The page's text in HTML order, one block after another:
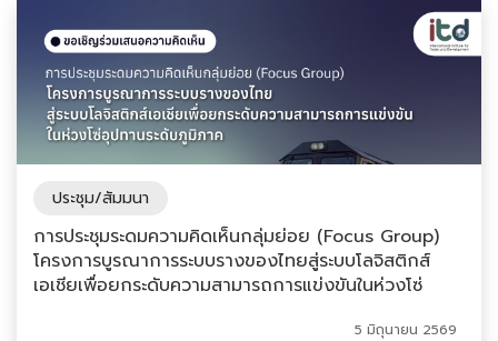
ประชุม/สัมมนา
การประชุมระดมความคิดเห็นกลุ่มย่อย (Focus Group)
โครงการบูรณาการระบบรางของไทยสู่ระบบโลจิสติกส์
เอเชียเพื่อยกระดับความสามารถการแข่งขันในห่วงโซ่
5 มิถุนายน 2569